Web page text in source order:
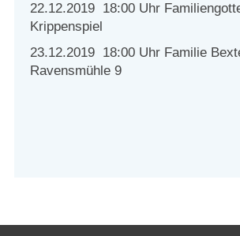
22.12.2019 18:00 Uhr
Krippenspiel
23.12.2019 18:00 Uhr Familie
Ravensmühle 9